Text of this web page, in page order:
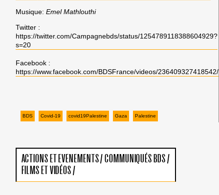
Musique: Emel Mathlouthi
Twitter :
https://twitter.com/Campagnebds/status/1254789118388604929?
s=20
Facebook :
https://www.facebook.com/BDSFrance/videos/236409327418542/
BDS Covid-19 covid19Palestine Gaza Palestine
ACTIONS ET EVENEMENTS/COMMUNIQUÉS BDS/
FILMS ET VIDÉOS/